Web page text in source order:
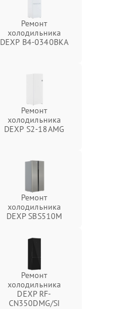
Ремонт
холодильника
DEXP B4-0340BKA
Ремонт
холодильника
DEXP S2-18AMG
Ремонт
холодильника
DEXP SBS510M
Ремонт
холодильника
DEXP RF-
CN350DMG/SI